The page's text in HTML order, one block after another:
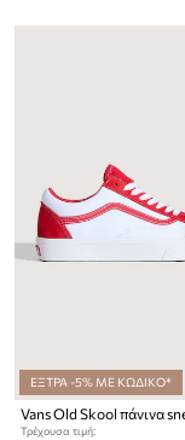
ΕΞΤΡΑ -5% ΜΕ ΚΩΔΙΚΟ*
Τρέχουσα τιμή: